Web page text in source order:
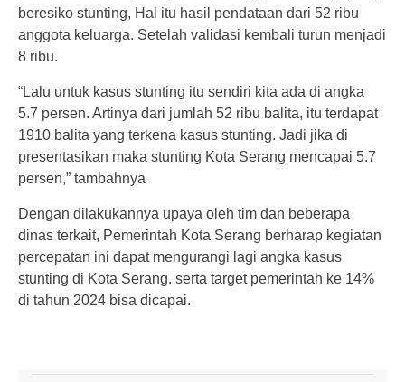
beresiko stunting, Hal itu hasil pendataan dari 52 ribu
anggota keluarga. Setelah validasi kembali turun menjadi
8 ribu.
“Lalu untuk kasus stunting itu sendiri kita ada di angka
5.7 persen. Artinya dari jumlah 52 ribu balita, itu terdapat
1910 balita yang terkena kasus stunting. Jadi jika di
presentasikan maka stunting Kota Serang mencapai 5.7
persen,” tambahnya
Dengan dilakukannya upaya oleh tim dan beberapa
dinas terkait, Pemerintah Kota Serang berharap kegiatan
percepatan ini dapat mengurangi lagi angka kasus
stunting di Kota Serang. serta target pemerintah ke 14%
di tahun 2024 bisa dicapai.